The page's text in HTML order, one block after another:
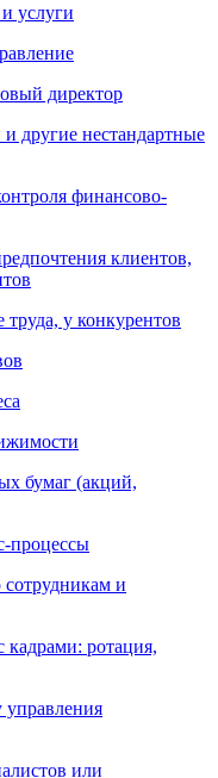
услуги
директор
другие нестандартные
финансово-
клиентов,
у конкурентов
бумаг (акций,
процессы
и
кадрами: ротация,
управления
или